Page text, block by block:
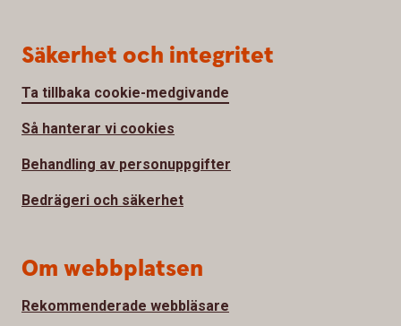
Säkerhet och integritet
Ta tillbaka cookie-medgivande
Så hanterar vi cookies
Behandling av personuppgifter
Bedrägeri och säkerhet
Om webbplatsen
Rekommenderade webbläsare